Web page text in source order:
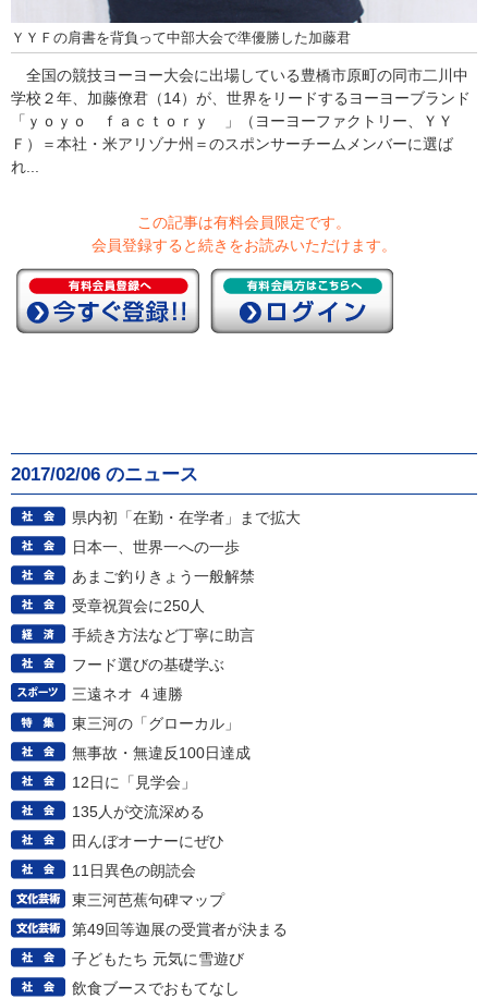
ＹＹＦの肩書を背負って中部大会で準優勝した加藤君
全国の競技ヨーヨー大会に出場している豊橋市原町の同市二川中
学校２年、加藤僚君（14）が、世界をリードするヨーヨーブランド
「ｙｏｙｏ ｆａｃｔｏｒｙ 」（ヨーヨーファクトリー、ＹＹ
Ｆ）＝本社・米アリゾナ州＝のスポンサーチームメンバーに選ば
れ...
この記事は有料会員限定です。
会員登録すると続きをお読みいただけます。
2017/02/06 のニュース
県内初「在勤・在学者」まで拡大
日本一、世界一への一歩
あまご釣りきょう一般解禁
受章祝賀会に250人
手続き方法など丁寧に助言
フード選びの基礎学ぶ
三遠ネオ ４連勝
東三河の「グローカル」
無事故・無違反100日達成
12日に「見学会」
135人が交流深める
田んぼオーナーにぜひ
11日異色の朗読会
東三河芭蕉句碑マップ
第49回等迦展の受賞者が決まる
子どもたち 元気に雪遊び
飲食ブースでおもてなし